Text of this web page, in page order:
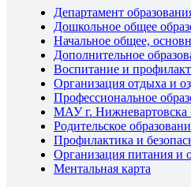
Департамент
Дошкольное общее
Начальное общее,
Дополнительное
Воспитание и
Организация отдыха и
Профессиональное
МАУ г. Нижневартовска
Родительское
Профилактика и
Организация питания и
Ментальная карта